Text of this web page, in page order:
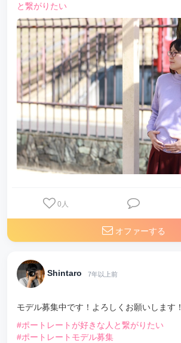
と繋がりたい
0 人
オファーする
Shintaro 7年以上前
モデル募集中です！よろしくお願いします！
#ポートレートが好きな人と繋がりたい
#ポートレートモデル募集